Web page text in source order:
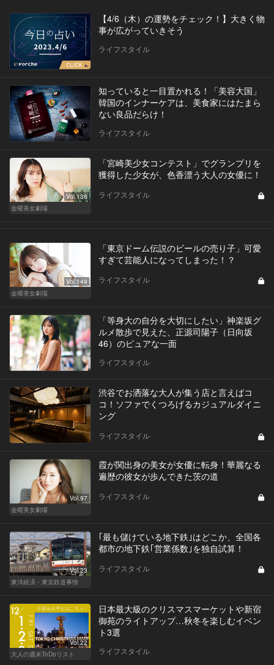
【4/6（木）の運勢をチェック！】大きく物
事が広がっていきそう
ライフスタイル
知っていると一目置かれる！「美容大国」
韓国のインナーケアは、美食家にはたまら
ない良品だらけ！
ライフスタイル
Vol.136
金曜美女劇場
「宮崎美少女コンテスト」でグランプリを
獲得した少女が、色香漂う大人の女優に！
ライフスタイル
Vol.149
金曜美女劇場
「東京ドーム伝説のビールの売り子」可愛
すぎて芸能人になってしまった！？
ライフスタイル
「等身大の自分を大切にしたい」神楽坂グ
ルメ散歩で見えた、正源司陽子（日向坂
46）のピュアな一面
ライフスタイル
渋谷でお洒落な大人が集う店と言えばコ
コ！ソファでくつろげるカジュアルダイニ
ング
ライフスタイル
Vol.97
金曜美女劇場
霞が関出身の美女が女優に転身！華麗なる
遍歴の彼女が歩んできた茨の道
ライフスタイル
Vol.23
東洋経済・東京鉄道事情
｢最も儲けている地下鉄｣はどこか、全国各
都市の地下鉄｢営業係数｣を独自試算！
ライフスタイル
Vol.22
大人の週末ToDoリスト
日本最大級のクリスマスマーケットや新宿
御苑のライトアップ…秋冬を楽しむイベン
ト3選
ライフスタイル